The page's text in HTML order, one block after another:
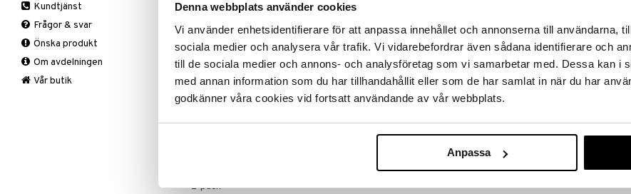
Denna webbplats använder cookies
Vi använder enhetsidentifierare för att anpassa innehållet och annonserna till användarna,
sociala medier och analysera vår trafik. Vi vidarebefordrar även sådana identifierare och
till de sociala medier och annons- och analysföretag som vi samarbetar med. Dessa kan i
med annan information som du har tillhandahållit eller som de har samlat in när du har
godkänner våra cookies vid fortsatt användande av vår webbplats.
Anpassa
Produktinfo
Zwilling Sorrento Temugg 2-pack med dubbelväggigt glas. Denna uppsättning av
glasmuggar från ZWILLING® Sorrento-serien består av två koppar och är designade
av Matteo Thun och Antonio Rodriguez. Glasmuggarna är gjorda av borosilikatglas
som är okänsligt för temperatursvängningar och är därför perfekt för både varma och
kalla drycker. Borosilikatglas är lätt men mycket slitstarkt. De två glasen i setet från
Zwilling är handgjorda och munblåsta. Deras dubbelväggiga design säkerställer att
2-pack
Zwilling
Macchiato
ZWILLING
270 kr
Bäddset
Kuddar & Täcken
Lakan & Örngott
Tillbehör
Filtar & Plädar
Kökstextilier
Mattor
Övrigt
Prydnadskuddar
Friluftsliv
Grill & Grilltillbehör
Krukor
Mygg- & insektsskydd
Picknick
Kundtjänst
Frågor & svar
Önska produkt
Om avdelningen
Vår butik